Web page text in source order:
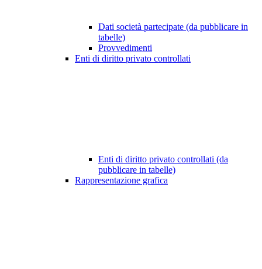
Dati società partecipate (da pubblicare in
tabelle)
Provvedimenti
Enti di diritto privato controllati
Enti di diritto privato controllati (da
pubblicare in tabelle)
Rappresentazione grafica